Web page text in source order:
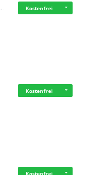
Kostenfrei
Kostenfrei
Kostenfrei